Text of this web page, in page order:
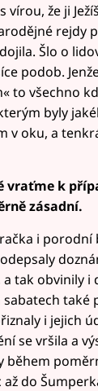
že ji
rejdy
Šlo o
podob.
to všechno
byly
v oku, a
vraťme k
zásadní.
i
tak obvinily i
také
i jejich
se vršila a
během
do